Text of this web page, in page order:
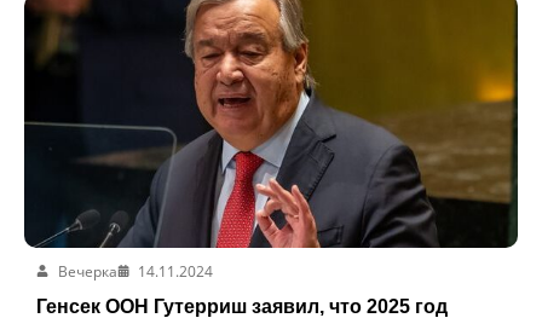
Вечерка
14.11.2024
Генсек ООН Гутерриш заявил, что 2025 год